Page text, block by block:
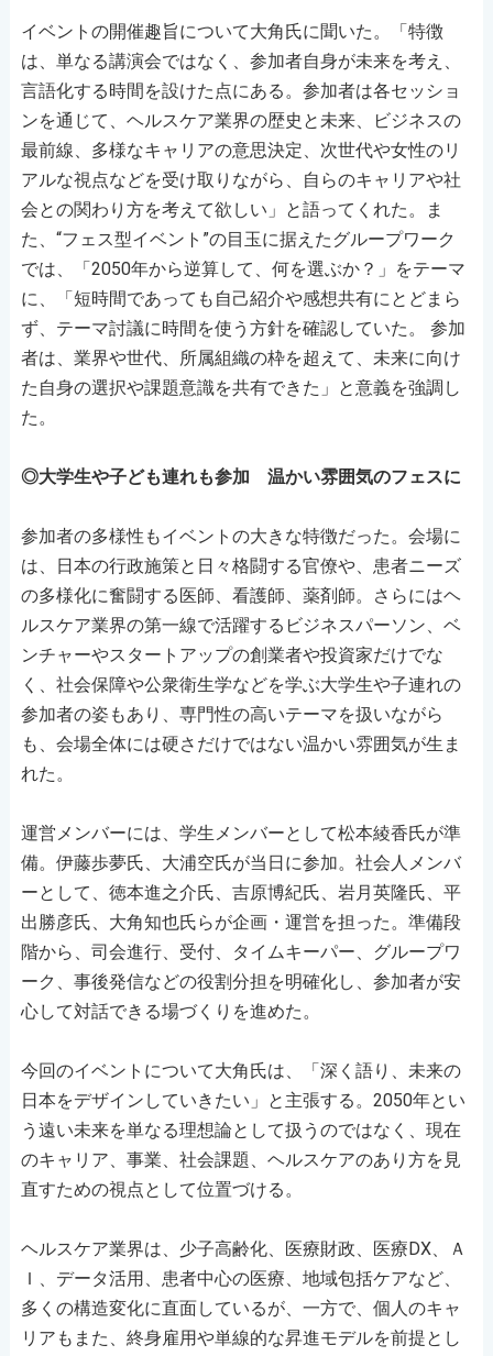
イベントの開催趣旨について大角氏に聞いた。「特徴
は、単なる講演会ではなく、参加者自身が未来を考え、
言語化する時間を設けた点にある。参加者は各セッショ
ンを通じて、ヘルスケア業界の歴史と未来、ビジネスの
最前線、多様なキャリアの意思決定、次世代や女性のリ
アルな視点などを受け取りながら、自らのキャリアや社
会との関わり方を考えて欲しい」と語ってくれた。ま
た、“フェス型イベント”の目玉に据えたグループワーク
では、「2050年から逆算して、何を選ぶか？」をテーマ
に、「短時間であっても自己紹介や感想共有にとどまら
ず、テーマ討議に時間を使う方針を確認していた。 参加
者は、業界や世代、所属組織の枠を超えて、未来に向け
た自身の選択や課題意識を共有できた」と意義を強調し
た。
◎大学生や子ども連れも参加 温かい雰囲気のフェスに
参加者の多様性もイベントの大きな特徴だった。会場に
は、日本の行政施策と日々格闘する官僚や、患者ニーズ
の多様化に奮闘する医師、看護師、薬剤師。さらにはヘ
ルスケア業界の第一線で活躍するビジネスパーソン、ベ
ンチャーやスタートアップの創業者や投資家だけでな
く、社会保障や公衆衛生学などを学ぶ大学生や子連れの
参加者の姿もあり、専門性の高いテーマを扱いながら
も、会場全体には硬さだけではない温かい雰囲気が生ま
れた。
運営メンバーには、学生メンバーとして松本綾香氏が準
備。伊藤歩夢氏、大浦空氏が当日に参加。社会人メンバ
ーとして、徳本進之介氏、吉原博紀氏、岩月英隆氏、平
出勝彦氏、大角知也氏らが企画・運営を担った。準備段
階から、司会進行、受付、タイムキーパー、グループワ
ーク、事後発信などの役割分担を明確化し、参加者が安
心して対話できる場づくりを進めた。
今回のイベントについて大角氏は、「深く語り、未来の
日本をデザインしていきたい」と主張する。2050年とい
う遠い未来を単なる理想論として扱うのではなく、現在
のキャリア、事業、社会課題、ヘルスケアのあり方を見
直すための視点として位置づける。
ヘルスケア業界は、少子高齢化、医療財政、医療DX、Ａ
Ｉ、データ活用、患者中心の医療、地域包括ケアなど、
多くの構造変化に直面しているが、一方で、個人のキャ
リアもまた、終身雇用や単線的な昇進モデルを前提とし